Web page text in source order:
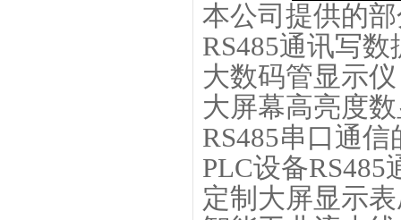
本公司提供的
RS485通讯写
大数码管显示
大屏幕高亮度
RS485串口通
PLC设备RS485
定制大屏显示